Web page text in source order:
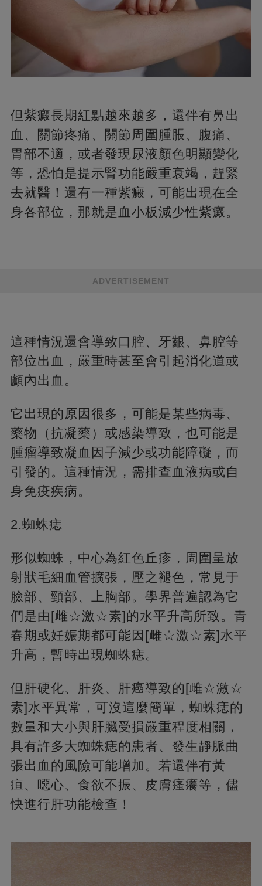
但紫癜長期紅點越來越多，還伴有鼻出
血、關節疼痛、關節周圍腫脹、腹痛、
胃部不適，或者發現尿液顏色明顯變化
等，恐怕是提示腎功能嚴重衰竭，趕緊
去就醫！還有一種紫癜，可能出現在全
身各部位，那就是血小板減少性紫癜。
ADVERTISEMENT
這種情況還會導致口腔、牙齦、鼻腔等
部位出血，嚴重時甚至會引起消化道或
顱內出血。
它出現的原因很多，可能是某些病毒、
藥物（抗凝藥）或感染導致，也可能是
腫瘤導致凝血因子減少或功能障礙，而
引發的。這種情況，需排查血液病或自
身免疫疾病。
2.蜘蛛痣
形似蜘蛛，中心為紅色丘疹，周圍呈放
射狀毛細血管擴張，壓之褪色，常見于
臉部、頸部、上胸部。學界普遍認為它
們是由[雌☆激☆素]的水平升高所致。青
春期或妊娠期都可能因[雌☆激☆素]水平
升高，暫時出現蜘蛛痣。
但肝硬化、肝炎、肝癌導致的[雌☆激☆
素]水平異常，可沒這麼簡單，蜘蛛痣的
數量和大小與肝臟受損嚴重程度相關，
具有許多大蜘蛛痣的患者、發生靜脈曲
張出血的風險可能增加。若還伴有黃
疸、噁心、食欲不振、皮膚瘙癢等，儘
快進行肝功能檢查！